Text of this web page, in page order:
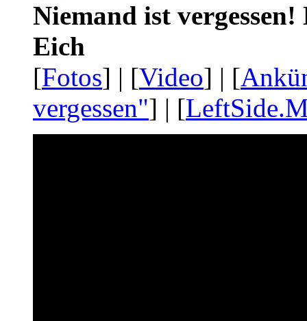
Niemand ist
Eich
[Fotos] | [Video] | [
vergessen"] | [